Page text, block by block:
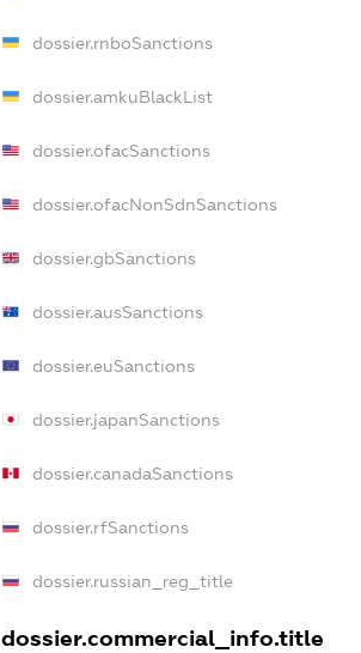
dossier.rnboSanctions
dossier.amkuBlackList
dossier.ofacSanctions
dossier.ofacNonSdnSanctions
dossier.gbSanctions
dossier.ausSanctions
dossier.euSanctions
dossier.japanSanctions
dossier.canadaSanctions
dossier.rfSanctions
dossier.russian_reg_title
dossier.commercial_info.title